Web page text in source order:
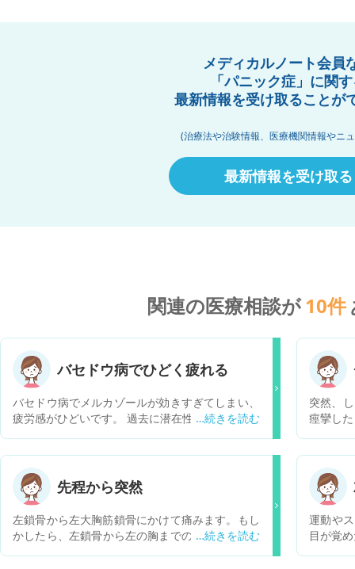
メディカルノート会員
「パニック症」に関
最新情報を受け取ることが
(治療法や治験情報、医療機関情報やニ
最新情報を受け取る
関連の医療相談が10件
バセドウ病でひどく疲れる
バセドウ病でメルカゾールが効きすぎてしまい、
疲労感がひどいです。 過去に潜在性橋本病の診断
バセドウ病に。最初はヨウ化カリウム丸で治療。
9月に悪化して、メルカゾールに変更。 10mg→
7.5mgとなりましたが仕事で半年近く残業が多か
ったせいか体調が悪く、10mgにしたところ今度
は薬が効きすぎて先日から7.5mgになりました。
現在数値は tsh 12.8 、ft4 0.76です。 あま
りにも体がだるいです。数値としてはひどくない
突然、
痙攣し
くずっ
せん。
しまい
ない場
かるし
が永久
かない
先程から突然
左鎖骨から左大胸筋鎖骨にかけて痛みます。もし
かしたら、左鎖骨から左の胸までの間かもしれな
運動や
目が覚